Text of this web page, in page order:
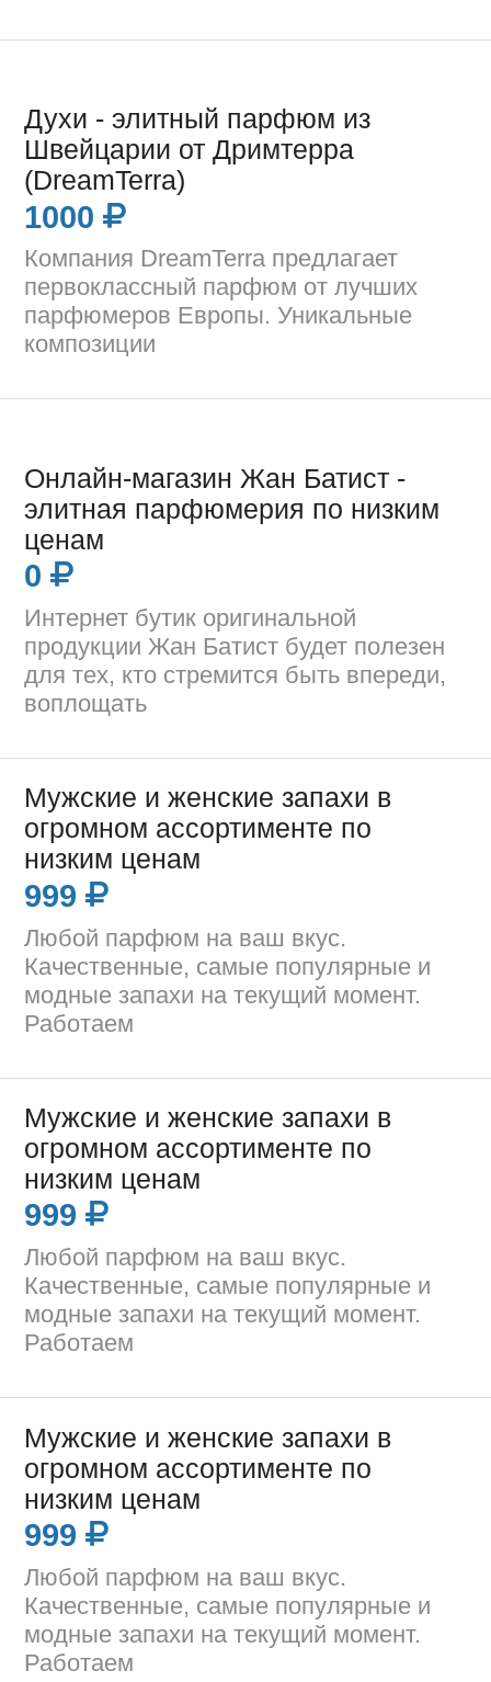
Духи - элитный парфюм из
Швейцарии от Дримтерра
(DreamTerra)
1000
Компания DreamTerra предлагает
первоклассный парфюм от лучших
парфюмеров Европы. Уникальные
композиции
Онлайн-магазин Жан Батист -
элитная парфюмерия по низким
ценам
0
Интернет бутик оригинальной
продукции Жан Батист будет полезен
для тех, кто стремится быть впереди,
воплощать
Мужские и женские запахи в
огромном ассортименте по
низким ценам
999
Любой парфюм на ваш вкус.
Качественные, самые популярные и
модные запахи на текущий момент.
Работаем
Мужские и женские запахи в
огромном ассортименте по
низким ценам
999
Любой парфюм на ваш вкус.
Качественные, самые популярные и
модные запахи на текущий момент.
Работаем
Мужские и женские запахи в
огромном ассортименте по
низким ценам
999
Любой парфюм на ваш вкус.
Качественные, самые популярные и
модные запахи на текущий момент.
Работаем